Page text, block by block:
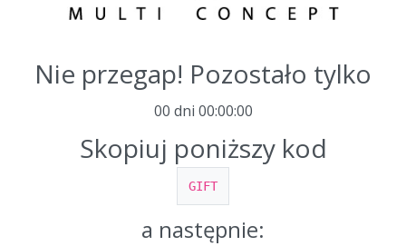
Nie przegap! Pozostało tylko
00 dni 00:00:00
Skopiuj poniższy kod
GIFT
a następnie: